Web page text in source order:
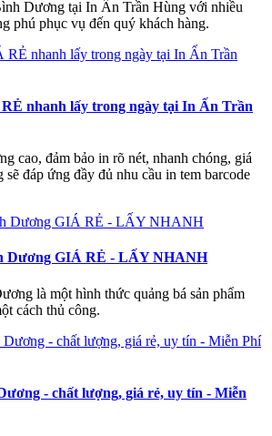
Dương tại In Ấn Trần Hùng với nhiều
phú phục vụ đến quý khách hàng.
nhanh lấy trong ngày tại In Ấn Trần
cao, đảm bảo in rõ nét, nhanh chóng, giá
đáp ứng đầy đủ nhu cầu in tem barcode
Dương GIÁ RẺ - LẤY NHANH
là một hình thức quảng bá sản phẩm
cách thủ công.
- chất lượng, giá rẻ, uy tín - Miễn